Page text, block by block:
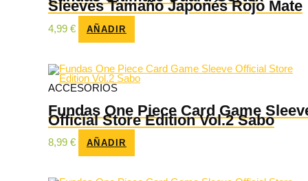
Sleeves Tamaño Japonés Rojo Mate
4,99 € AÑADIR
ACCESORIOS
Fundas One Piece Card Game
Official Store Edition Vol.2 Sabo
8,99 € AÑADIR